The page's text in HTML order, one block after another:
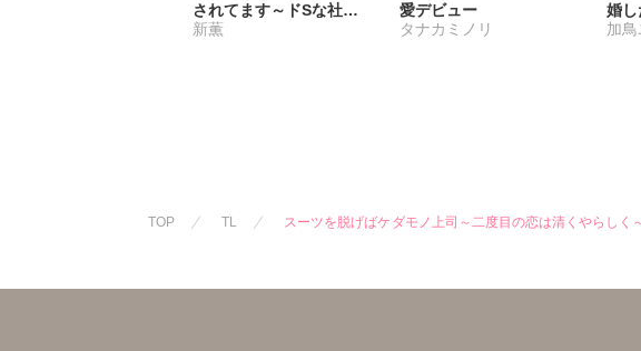
されてます～ドSな社長
と政略結婚～【合冊版】
新薫
愛デビュー
タナカミノリ
婚
夫婦
加鳥
TOP TL スーツを脱げばケダモノ上司～二度目の恋は清くやらしく